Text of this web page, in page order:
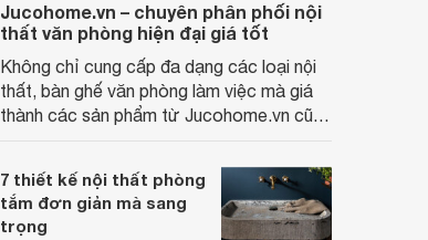
Jucohome.vn – chuyên phân phối nội
thất văn phòng hiện đại giá tốt
Không chỉ cung cấp đa dạng các loại nội
thất, bàn ghế văn phòng làm việc mà giá
thành các sản phẩm từ Jucohome.vn cũng
7 thiết kế nội thất phòng
tắm đơn giản mà sang
trọng